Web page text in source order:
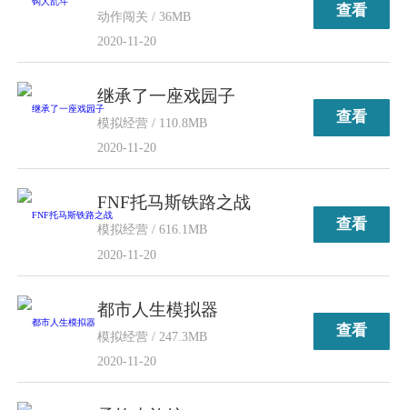
动作闯关 / 36MB
2020-11-20
查看
继承了一座戏园子
模拟经营 / 110.8MB
2020-11-20
查看
FNF托马斯铁路之战
模拟经营 / 616.1MB
2020-11-20
查看
都市人生模拟器
模拟经营 / 247.3MB
2020-11-20
查看